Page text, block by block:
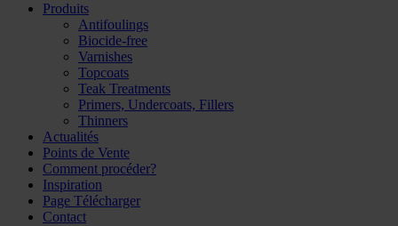
Produits
Antifoulings
Biocide-free
Varnishes
Topcoats
Teak Treatments
Primers, Undercoats, Fillers
Thinners
Actualités
Points de Vente
Comment procéder?
Inspiration
Page Télécharger
Contact